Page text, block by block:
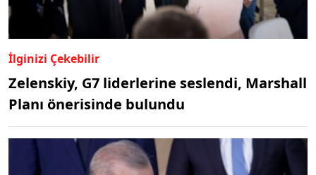
İlginizi Çekebilir
Zelenskiy, G7 liderlerine seslendi, Marshall
Planı önerisinde bulundu